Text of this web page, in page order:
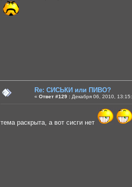
Re: СИСЬКИ или ПИВО?
« Ответ #129 : Декабря 06, 2010,
тема раскрыта, а вот сисги нет